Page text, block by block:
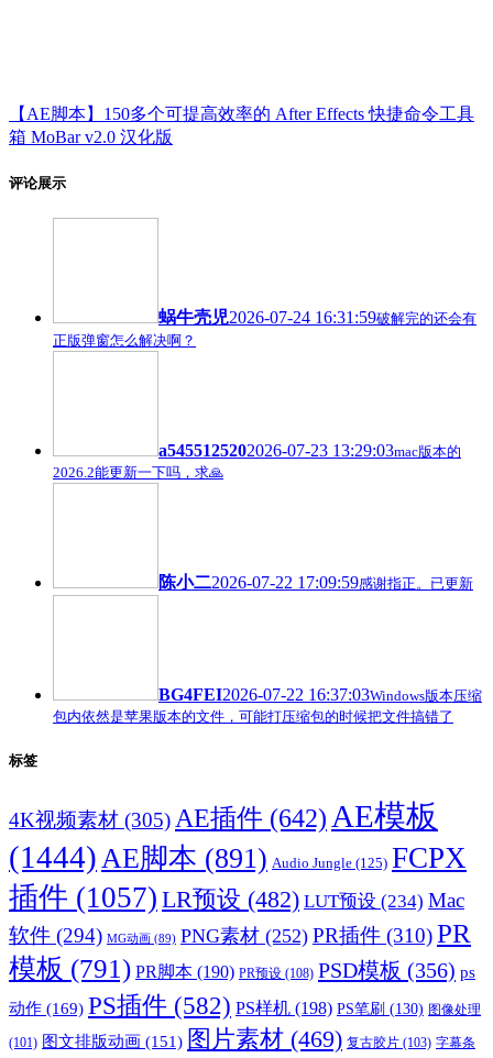
【AE脚本】150多个可提高效率的 After Effects 快捷命令工具
箱 MoBar v2.0 汉化版
评论展示
蜗牛壳児2026-07-24 16:31:59破解完的还会有
正版弹窗怎么解决啊？
a5455125202026-07-23 13:29:03mac版本的
2026.2能更新一下吗，求🙏
陈小二2026-07-22 17:09:59感谢指正。已更新
BG4FEI2026-07-22 16:37:03Windows版本压缩
包内依然是苹果版本的文件，可能打压缩包的时候把文件搞错了
标签
4K视频素材 (305)AE插件 (642) AE模板
(1444)AE脚本 (891) Audio Jungle (125) FCPX
插件 (1057) LR预设 (482) LUT预设 (234) Mac
软件 (294) MG动画 (89) PNG素材 (252) PR插件 (310)PR
模板 (791) PR脚本 (190) PR预设 (108) PSD模板 (356) ps
动作 (169) PS插件 (582) PS样机 (198) PS笔刷 (130) 图像处理
(101) 图文排版动画 (151) 图片素材 (469) 复古胶片 (103) 字幕条